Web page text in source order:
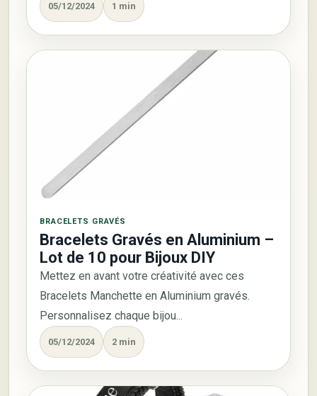
05/12/2024 1 min
BRACELETS GRAVÉS
Bracelets Gravés en Aluminium –
Lot de 10 pour Bijoux DIY
Mettez en avant votre créativité avec ces
Bracelets Manchette en Aluminium gravés.
Personnalisez chaque bijou...
05/12/2024 2 min